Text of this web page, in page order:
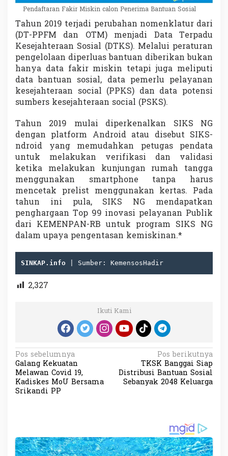
Pendaftaran Fakir Miskin calon Penerima Bantuan Sosial
Tahun 2019 terjadi perubahan nomenklatur dari
(DT-PPFM dan OTM) menjadi Data Terpadu
Kesejahteraan Sosial (DTKS). Melalui peraturan
pengelolaan diperluas bantuan diberikan bukan
hanya data fakir miskin tetapi juga meliputi
data bantuan sosial, data pemerlu pelayanan
kesejahteraan social (PPKS) dan data potensi
sumbers kesejahteraan social (PSKS).
Tahun 2019 mulai diperkenalkan SIKS NG
dengan platform Android atau disebut SIKS-
ndroid yang memudahkan petugas pendata
untuk melakukan verifikasi dan validasi
ketika melakukan kunjungan rumah tangga
menggunakan smartphone tanpa harus
mencetak prelist menggunakan kertas. Pada
tahun ini pula, SIKS NG mendapatkan
penghargaan Top 99 inovasi pelayanan Publik
dari KEMENPAN-RB untuk program SIKS NG
dalam upaya pengentasan kemiskinan.*
SINKAP.info | Sumber: KemensosHadir
2,327
Ikuti Kami
N
a
v
s
Pos sebelumnya
Galang Kekuatan
Melawan Covid 19,
Kadiskes MoU Bersama
Srikandi PP
Pos berikutnya
TKSK Banggai Siap
Distribusi Bantuan Sosial
Sebanyak 2048 Keluarga